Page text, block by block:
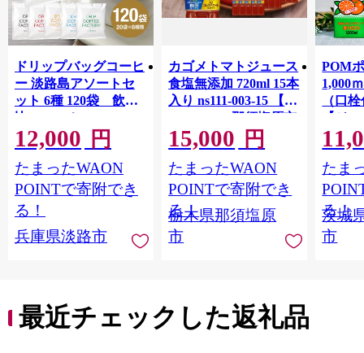
ドリップバッグコーヒ
ー 淡路島アソートセ
ット 6種 120袋 飲み
比べ コーヒー
12,000 円
たまったWAON
POINTで寄附でき
る！
兵庫県淡路市
カゴメトマトジュース
食塩無添加 720ml 15本
入り ns111-003-15 【
KAGOME 那須塩原市
ギフト トマト 野菜 ジ
ュース 飲料 ドリンク
健康 GABA 血圧 コレ
ステロール】
15,000 円
たまったWAON
POINTで寄附でき
る！
栃木県那須塩原
市
POM
1,000
（口
【ジ
Ｍ 爽
ジ 果
ンス
ンド
庫 ド
入れし
アタイ
たま
る！
茨城
市
最近チェックした返礼品